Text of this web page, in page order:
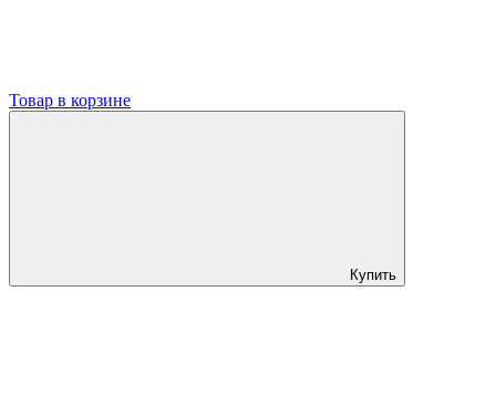
Товар в корзине
Купить